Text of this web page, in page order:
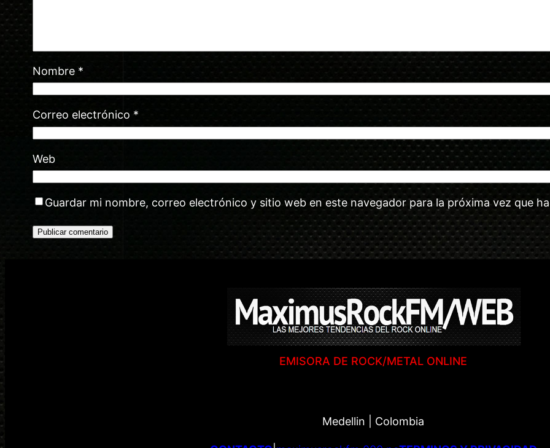
Nombre *
Correo electrónico *
Web
Guardar mi nombre, correo electrónico y sitio web en este navegador para la próxima vez que
EMISORA DE ROCK/METAL ONLINE
Medellin | Colombia